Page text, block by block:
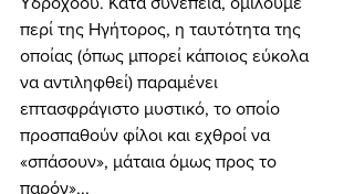
περί της Ηγήτορος, η ταυτότητα της
οποίας (όπως μπορεί κάποιος εύκολα
να αντιληφθεί) παραμένει
επτασφράγιστο μυστικό, το οποίο
προσπαθούν φίλοι και εχθροί να
«σπάσουν», μάταια όμως προς το
παρόν»...